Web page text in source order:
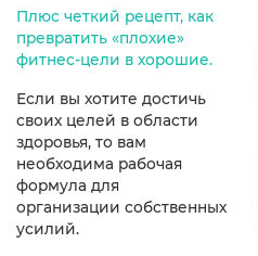
Плюс четкий рецепт, как
превратить «плохие»
фитнес-цели в хорошие.
Если вы хотите достичь
своих целей в области
здоровья, то вам
необходима рабочая
формула для
организации собственных
усилий.